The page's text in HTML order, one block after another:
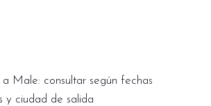
Male: consultar según fechas
y ciudad de salida